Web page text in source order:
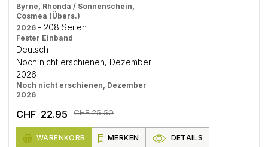
Byrne, Rhonda / Sonnenschein,
Cosmea (Übers.)
2026 - 208 Seiten
Fester Einband
Deutsch
Noch nicht erschienen, Dezember
2026
Noch nicht erschienen, Dezember
2026
CHF 22.95 CHF 25.50
WARENKORB MERKEN DETAILS